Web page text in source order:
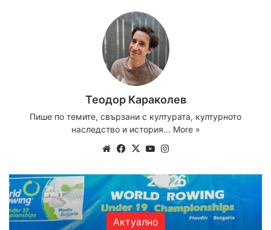
Теодор Караколев
Пише по темите, свързани с културата, културното
наследство и история… More »
We
te
Fa
bo
ok
X
Yo
ub
e
ra
m
Актуално